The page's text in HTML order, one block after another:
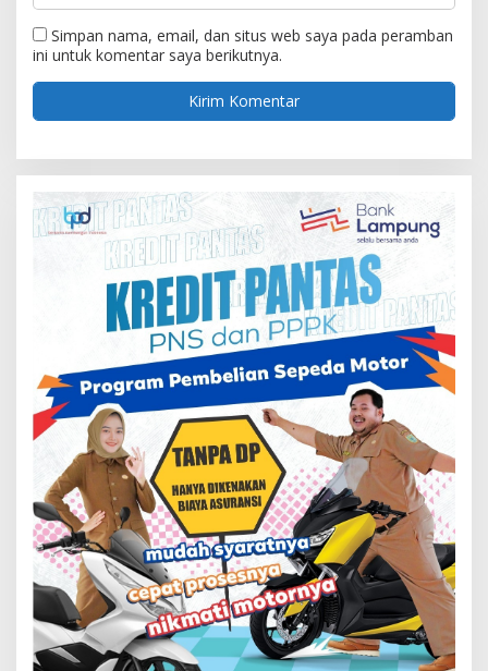
Simpan nama, email, dan situs web saya pada peramban
ini untuk komentar saya berikutnya.